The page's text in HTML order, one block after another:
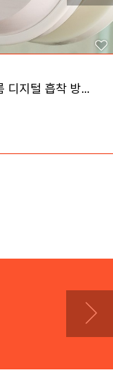
플라이토 무선 베스룸 디지털 흡착 방수 LED 시계